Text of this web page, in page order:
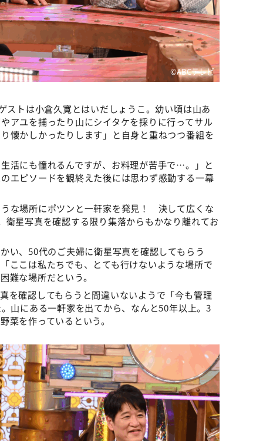
©ABCテレビ
ストは小倉久寛とはいだしょうこ。幼い頃は山あ
アユを捕ったり山にシイタケを採りに行ってサル
懐かしかったりします」と自身と重ねつつ番組を
活にも憧れるんですが、お料理が苦手で…。」と
エピソードを観終えた後には思わず感動する一幕
な場所にポツンと一軒家を発見！ 決して広くな
星写真を確認する限り集落からもかなり離れてお
い、50代のご夫婦に衛星写真を確認してもらう
ここは私たちでも、とても行けないような場所で
難な場所だという。
を確認してもらうと間違いないようで「今も管理
山にある一軒家を出てから、なんと50年以上。3
菜を作っているという。